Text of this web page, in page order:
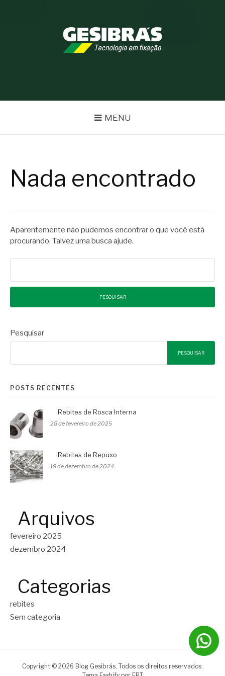
MENU
Nada encontrado
Aparentemente não pudemos encontrar o que você está
procurando. Talvez uma busca ajude.
Pesquisar
PESQUISAR
POSTS RECENTES
Rebites de Rosca Interna
28 de fevereiro de 2025
Rebites de Repuxo
19 de dezembro de 2024
Arquivos
fevereiro 2025
dezembro 2024
Categorias
rebites
Sem categoria
Copyright © 2026 Blog Gesibrás. Todos os direitos reservados.